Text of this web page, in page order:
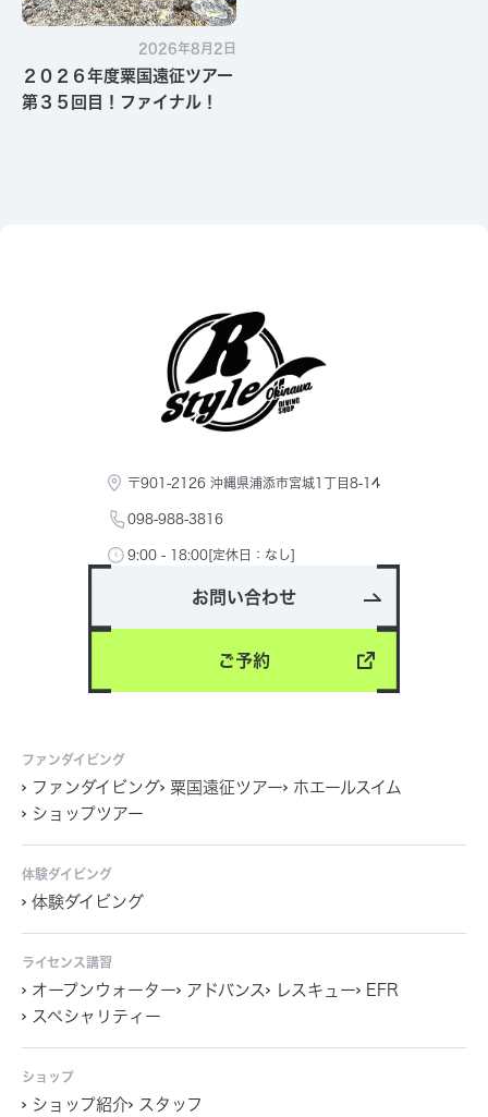
2026年8月2日
２０２６年度粟国遠征ツアー
第３５回目！ファイナル！
〒901-2126 沖縄県浦添市宮城1丁目8-14
098-988-3816
9:00 - 18:00[定休日：なし]
お問い合わせ
ご予約
ファンダイビング
ファンダイビング 粟国遠征ツアー
ホエールスイム
ショップツアー
体験ダイビング
体験ダイビング
ライセンス講習
オープンウォーター アドバンス レスキュー
EFR
スペシャリティー
ショップ
ショップ紹介 スタッフ